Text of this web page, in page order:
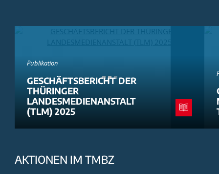
Publikation
GESCHÄFTSBERICHT DER
THÜRINGER
LANDESMEDIENANSTALT
(TLM) 2025
AKTIONEN IM TMBZ